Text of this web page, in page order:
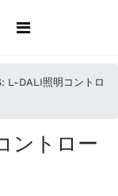
L-DALI照明コントロ
ントロー